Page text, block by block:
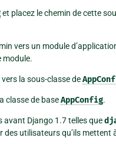
et placez le chemin de cette
vers un module
module.
la sous-classe de
classe de baseAppConfig.
avant Django 1.7 telles que
des utilisateurs qu’ils mettent